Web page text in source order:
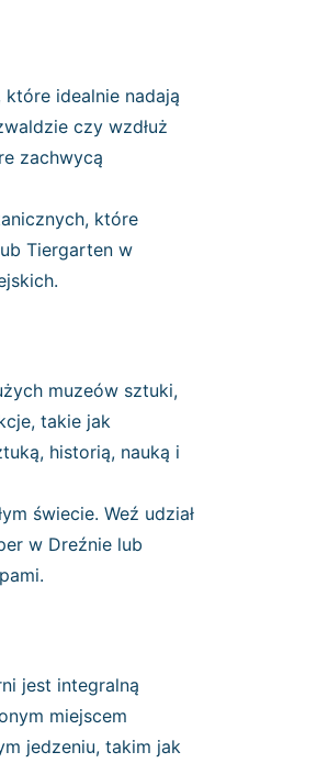
idealnie nadają
czy wzdłuż
zachwycą
które
Tiergarten w
muzeów sztuki,
takie jak
historią, nauką i
świecie. Weź udział
w Dreźnie lub
jest integralną
miejscem
jedzeniu, takim jak